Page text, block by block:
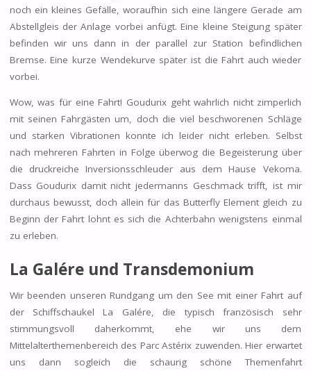
noch ein kleines Gefälle, woraufhin sich eine längere Gerade am
Abstellgleis der Anlage vorbei anfügt. Eine kleine Steigung später
befinden wir uns dann in der parallel zur Station befindlichen
Bremse. Eine kurze Wendekurve später ist die Fahrt auch wieder
vorbei.
Wow, was für eine Fahrt! Goudurix geht wahrlich nicht zimperlich
mit seinen Fahrgästen um, doch die viel beschworenen Schläge
und starken Vibrationen konnte ich leider nicht erleben. Selbst
nach mehreren Fahrten in Folge überwog die Begeisterung über
die druckreiche Inversionsschleuder aus dem Hause Vekoma.
Dass Goudurix damit nicht jedermanns Geschmack trifft, ist mir
durchaus bewusst, doch allein für das Butterfly Element gleich zu
Beginn der Fahrt lohnt es sich die Achterbahn wenigstens einmal
zu erleben.
La Galére und Transdemonium
Wir beenden unseren Rundgang um den See mit einer Fahrt auf
der Schiffschaukel La Galére, die typisch französisch sehr
stimmungsvoll daherkommt, ehe wir uns dem
Mittelalterthemenbereich des Parc Astérix zuwenden. Hier erwartet
uns dann sogleich die schaurig schöne Themenfahrt